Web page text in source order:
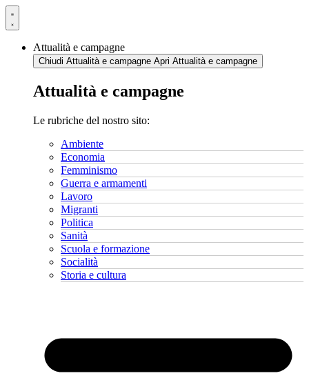
Vai
al
Attualità e campagne
Chiudi Attualità e campagne Apri Attualità e campagne
Attualità e campagne
Le rubriche del nostro sito:
Ambiente
Economia
Femminismo
Guerra e armamenti
Lavoro
Migranti
Politica
Sanità
Scuola e formazione
Socialità
Storia e cultura